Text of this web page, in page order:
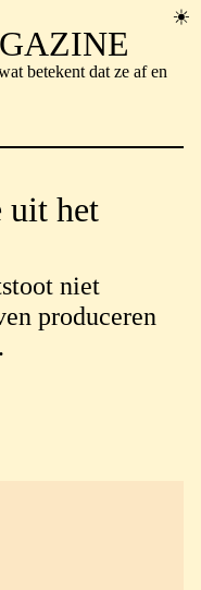
betekent dat ze af en
uit het
niet
produceren